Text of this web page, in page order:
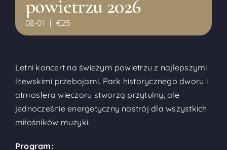
powietrzu 2026
08-01 | €25
Letni koncert na świeżym powietrzu z najlepszymi
litewskimi przebojami. Park historycznego dworu i
atmosfera wieczoru stworzą przytulny, ale
jednocześnie energetyczny nastrój dla wszystkich
miłośników muzyki.
Program: